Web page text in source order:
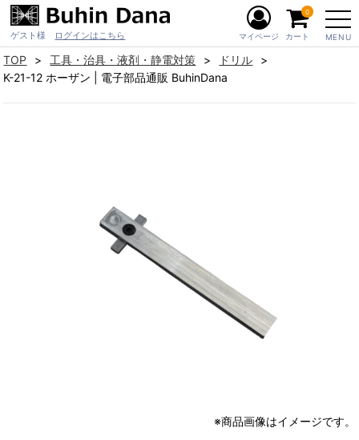
ゲスト様 ログインはこちら MENU
マイページ カート
0
TOP 工具・治具・液剤・静電対策
ドリル
K-21-12 ホーザン | 電子部品通販 BuhinDana
※商品画像はイメージです。